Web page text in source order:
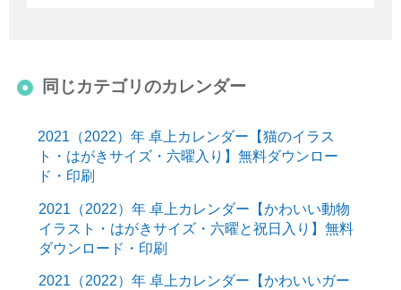
同じカテゴリのカレンダー
2021（2022）年 卓上カレンダー【猫のイラス
ト・はがきサイズ・六曜入り】無料ダウンロー
ド・印刷
2021（2022）年 卓上カレンダー【かわいい動物
イラスト・はがきサイズ・六曜と祝日入り】無料
ダウンロード・印刷
2021（2022）年 卓上カレンダー【かわいいガー